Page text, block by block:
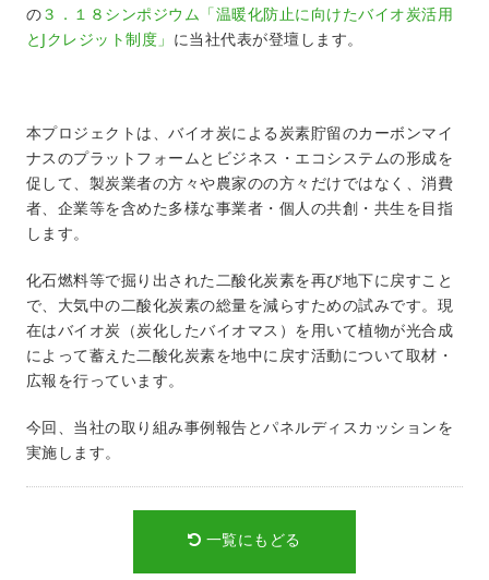
の３．１８シンポジウム「温暖化防止に向けたバイオ炭活用
とJクレジット制度」 に当社代表が登壇します。
本プロジェクトは、バイオ炭による炭素貯留のカーボンマイ
ナスのプラットフォームとビジネス・エコシステムの形成を
促して、製炭業者の方々や農家のの方々だけではなく、消費
者、企業等を含めた多様な事業者・個人の共創・共生を目指
します。
化石燃料等で掘り出された二酸化炭素を再び地下に戻すこと
で、大気中の二酸化炭素の総量を減らすための試みです。現
在はバイオ炭（炭化したバイオマス）を用いて植物が光合成
によって蓄えた二酸化炭素を地中に戻す活動について取材・
広報を行っています。
今回、当社の取り組み事例報告とパネルディスカッションを
実施します。
一覧にもどる